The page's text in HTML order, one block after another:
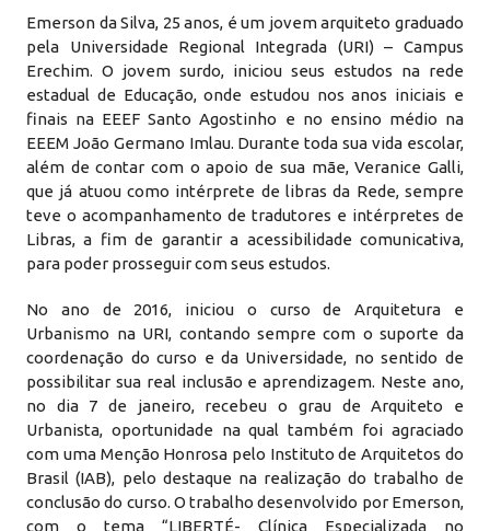
Emerson da Silva, 25 anos, é um jovem arquiteto graduado
pela Universidade Regional Integrada (URI) – Campus
Erechim. O jovem surdo, iniciou seus estudos na rede
estadual de Educação, onde estudou nos anos iniciais e
finais na EEEF Santo Agostinho e no ensino médio na
EEEM João Germano Imlau. Durante toda sua vida escolar,
além de contar com o apoio de sua mãe, Veranice Galli,
que já atuou como intérprete de libras da Rede, sempre
teve o acompanhamento de tradutores e intérpretes de
Libras, a fim de garantir a acessibilidade comunicativa,
para poder prosseguir com seus estudos.
No ano de 2016, iniciou o curso de Arquitetura e
Urbanismo na URI, contando sempre com o suporte da
coordenação do curso e da Universidade, no sentido de
possibilitar sua real inclusão e aprendizagem. Neste ano,
no dia 7 de janeiro, recebeu o grau de Arquiteto e
Urbanista, oportunidade na qual também foi agraciado
com uma Menção Honrosa pelo Instituto de Arquitetos do
Brasil (IAB), pelo destaque na realização do trabalho de
conclusão do curso. O trabalho desenvolvido por Emerson,
com o tema “LIBERTÉ- Clínica Especializada no